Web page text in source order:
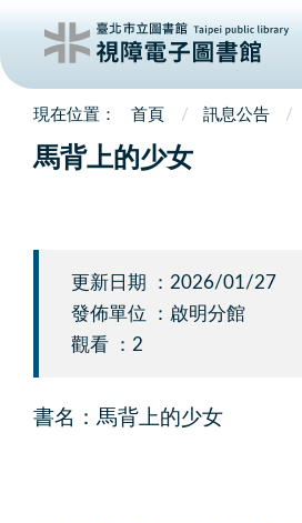
首頁 訊息公告
馬背上的少女
更新日期 ：2026/01/27
發佈單位 ：啟明分館
觀看 ：2
書名：馬背上的少女